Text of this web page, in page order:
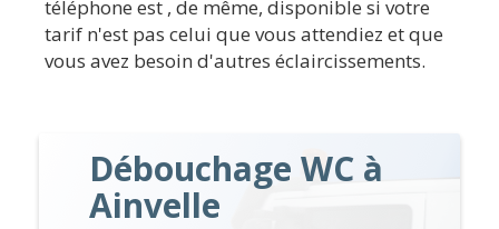
téléphone est , de même, disponible si votre
tarif n'est pas celui que vous attendiez et que
vous avez besoin d'autres éclaircissements.
Débouchage WC à
Ainvelle